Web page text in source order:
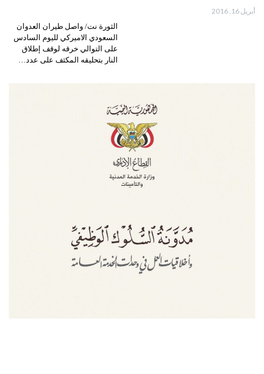
أبريل 16, 2016
الثورة نت/ واصل طيران العدوان
السعودي الاميركي لليوم السادس
على التوالي خرقه لوقف إطلاق
النار بتحليقه المكثف على عدد…